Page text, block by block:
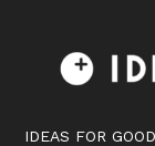
IDEAS FOR